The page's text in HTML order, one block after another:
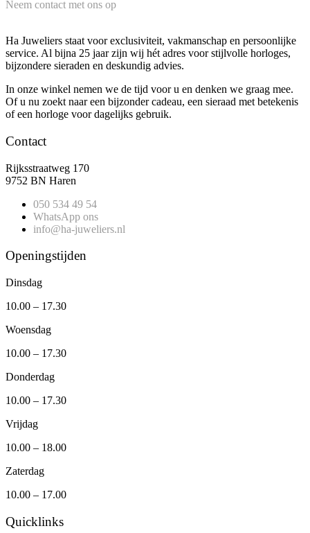
Neem contact met ons op
Ha Juweliers staat voor exclusiviteit, vakmanschap en persoonlijke
service. Al bijna 25 jaar zijn wij hét adres voor stijlvolle horloges,
bijzondere sieraden en deskundig advies.
In onze winkel nemen we de tijd voor u en denken we graag mee.
Of u nu zoekt naar een bijzonder cadeau, een sieraad met betekenis
of een horloge voor dagelijks gebruik.
Contact
Rijksstraatweg 170
9752 BN Haren
050 534 49 54
WhatsApp ons
info@ha-juweliers.nl
Openingstijden
Dinsdag
10.00 – 17.30
Woensdag
10.00 – 17.30
Donderdag
10.00 – 17.30
Vrijdag
10.00 – 18.00
Zaterdag
10.00 – 17.00
Quicklinks